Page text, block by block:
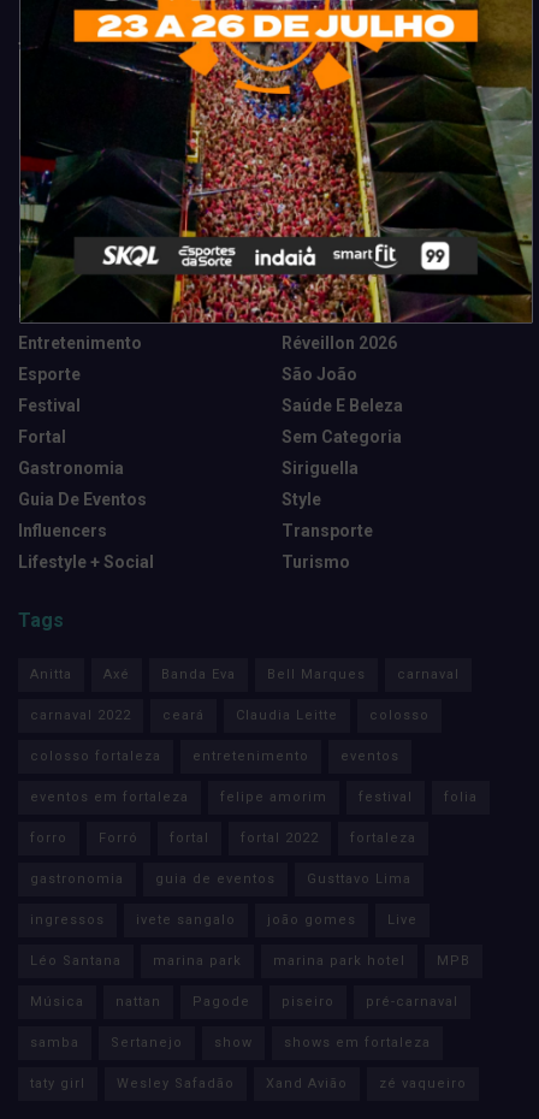
Categorias
Camarote Vip Junino
Cidade
Destaques
Entretenimento
Esporte
Festival
Fortal
Gastronomia
Guia De Eventos
Influencers
Lifestyle + Social
Marketing E Negócios
Música
News Tech
Réveillon 2026
São João
Saúde E Beleza
Sem Categoria
Siriguella
Style
Transporte
Turismo
Tags
Anitta Axé Banda Eva Bell Marques carnaval
carnaval 2022 ceará Claudia Leitte colosso
colosso fortaleza entretenimento eventos
eventos em fortaleza felipe amorim festival folia
forro Forró fortal fortal 2022 fortaleza
gastronomia guia de eventos Gusttavo Lima
ingressos ivete sangalo joão gomes Live
Léo Santana marina park marina park hotel MPB
Música nattan Pagode piseiro pré-carnaval
samba Sertanejo show shows em fortaleza
taty girl Wesley Safadão Xand Avião zé vaqueiro